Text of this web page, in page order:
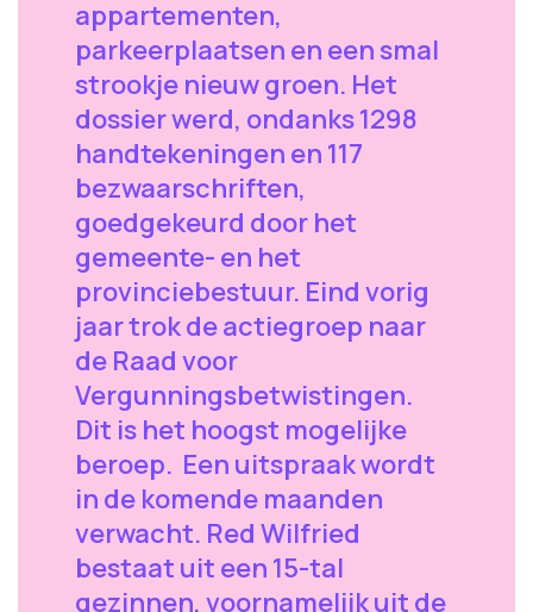
appartementen,
parkeerplaatsen en een smal
strookje nieuw groen. Het
dossier werd, ondanks 1298
handtekeningen en 117
bezwaarschriften,
goedgekeurd door het
gemeente- en het
provinciebestuur. Eind vorig
jaar trok de actiegroep naar
de Raad voor
Vergunningsbetwistingen.
Dit is het hoogst mogelijke
beroep. Een uitspraak wordt
in de komende maanden
verwacht. Red Wilfried
bestaat uit een 15-tal
gezinnen, voornamelijk uit de